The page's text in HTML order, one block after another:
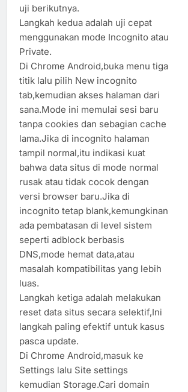
uji berikutnya.
Langkah kedua adalah uji cepat
menggunakan mode Incognito atau
Private.
Di Chrome Android,buka menu tiga
titik lalu pilih New incognito
tab,kemudian akses halaman dari
sana.Mode ini memulai sesi baru
tanpa cookies dan sebagian cache
lama.Jika di incognito halaman
tampil normal,itu indikasi kuat
bahwa data situs di mode normal
rusak atau tidak cocok dengan
versi browser baru.Jika di
incognito tetap blank,kemungkinan
ada pembatasan di level sistem
seperti adblock berbasis
DNS,mode hemat data,atau
masalah kompatibilitas yang lebih
luas.
Langkah ketiga adalah melakukan
reset data situs secara selektif,Ini
langkah paling efektif untuk kasus
pasca update.
Di Chrome Android,masuk ke
Settings lalu Site settings
kemudian Storage.Cari domain